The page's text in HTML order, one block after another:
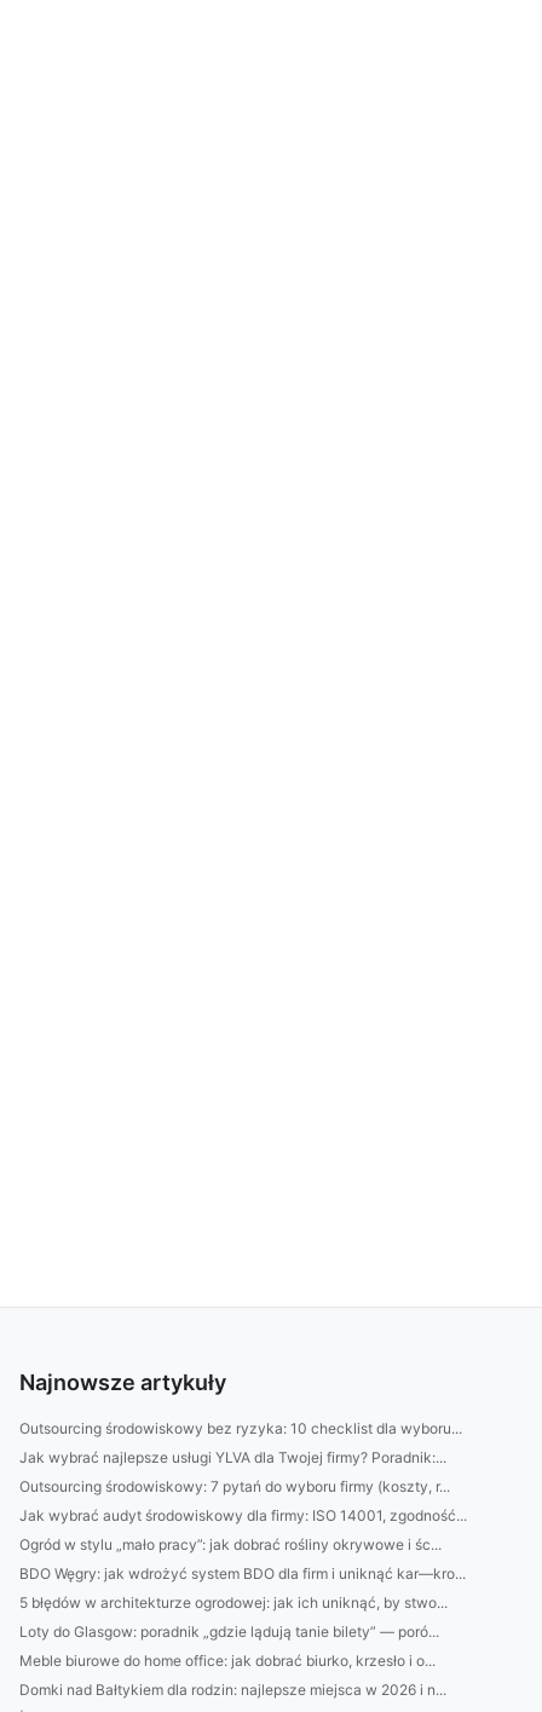
Najnowsze artykuły
Outsourcing środowiskowy bez ryzyka: 10 checklist dla wyboru...
Jak wybrać najlepsze usługi YLVA dla Twojej firmy? Poradnik:...
Outsourcing środowiskowy: 7 pytań do wyboru firmy (koszty, r...
Jak wybrać audyt środowiskowy dla firmy: ISO 14001, zgodność...
Ogród w stylu „mało pracy”: jak dobrać rośliny okrywowe i śc...
BDO Węgry: jak wdrożyć system BDO dla firm i uniknąć kar—kro...
5 błędów w architekturze ogrodowej: jak ich uniknąć, by stwo...
Loty do Glasgow: poradnik „gdzie lądują tanie bilety” — poró...
Meble biurowe do home office: jak dobrać biurko, krzesło i o...
Domki nad Bałtykiem dla rodzin: najlepsze miejsca w 2026 i n...